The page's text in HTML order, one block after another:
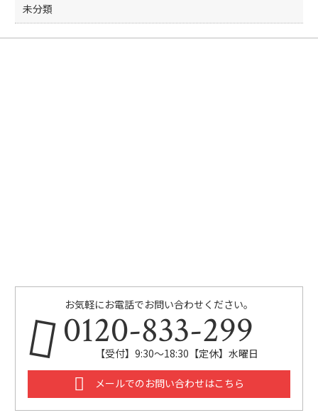
未分類
お気軽にお電話でお問い合わせください。
0120-833-299
【受付】9:30～18:30【定休】水曜日
メールでのお問い合わせはこちら